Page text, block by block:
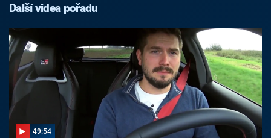
Další videa pořadu
49:54